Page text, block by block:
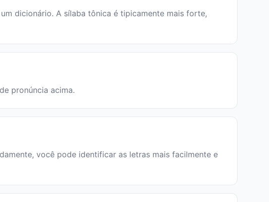
dicionário. A sílaba tônica é tipicamente mais forte,
pronúncia acima.
você pode identificar as letras mais facilmente e